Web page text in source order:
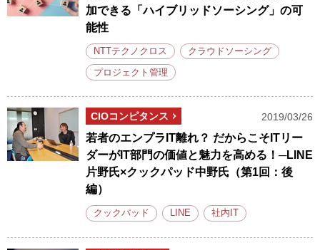
加できる「ハイブリッドソーシング」の可
能性
NTTテクノクロス クラウドソーシング
プロジェクト管理
CIOコンピタンス 2019/03/26
若者のエンプラIT離れ？ だからこそITリー
ダーがIT部門の価値と魅力を高める！─LINE
片野氏×クックパッド中野氏（第1回：後
編）
クックパッド LINE 社内IT